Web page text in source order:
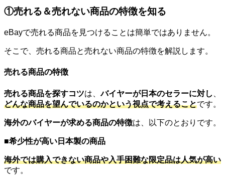
①売れる＆売れない商品の特徴を知る
eBayで売れる商品を見つけることは簡単ではありません。
そこで、売れる商品と売れない商品の特徴を解説します。
売れる商品の特徴
売れる商品を探すコツは、バイヤーが日本のセラーに対し
どんな商品を望んでいるのかという視点で考えることです。
海外のバイヤーが求める商品の特徴は、以下のとおりです。
■希少性が高い日本製の商品
海外では購入できない商品や入手困難な限定品は人気が高い
です。